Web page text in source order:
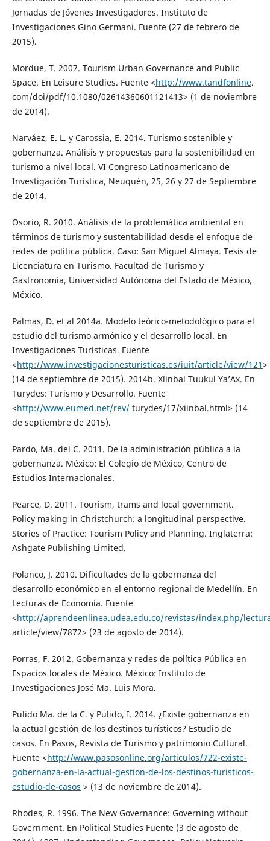
Jornadas de Jóvenes Investigadores. Instituto de
Investigaciones Gino Germani. Fuente (27 de febrero de
2015).
Mordue, T. 2007. Tourism Urban Governance and Public
Space. En Leisure Studies. Fuente <http://www.tandfonline.
com/doi/pdf/10.1080/02614360601121413> (1 de noviembre
de 2014).
Narváez, E. L. y Carossia, E. 2014. Turismo sostenible y
gobernanza. Análisis y propuestas para la sostenibilidad en
turismo a nivel local. VI Congreso Latinoamericano de
Investigación Turística, Neuquén, 25, 26 y 27 de Septiembre
de 2014.
Osorio, R. 2010. Análisis de la problemática ambiental en
términos de turismo y sustentabilidad desde el enfoque de
redes de política pública. Caso: San Miguel Almaya. Tesis de
Licenciatura en Turismo. Facultad de Turismo y
Gastronomía, Universidad Autónoma del Estado de México,
México.
Palmas, D. et al 2014a. Modelo teórico-metodológico para el
estudio del turismo armónico y el desarrollo local. En
Investigaciones Turísticas. Fuente
<http://www.investigacionesturisticas.es/iuit/article/view/121>
(14 de septiembre de 2015). 2014b. Xíinbal Tuukul Ya’Ax. En
Turydes: Turismo y Desarrollo. Fuente
<http://www.eumed.net/rev/turydes/17/xiinbal.html> (14
de septiembre de 2015).
Pardo, Ma. del C. 2011. De la administración pública a la
gobernanza. México: El Colegio de México, Centro de
Estudios Internacionales.
Pearce, D. 2011. Tourism, trams and local government.
Policy making in Christchurch: a longitudinal perspective.
Stories of Practice: Tourism Policy and Planning. Inglaterra:
Ashgate Publishing Limited.
Polanco, J. 2010. Dificultades de la gobernanza del
desarrollo económico en el entorno regional de Medellín. En
Lecturas de Economía. Fuente
<http://aprendeenlinea.udea.edu.co/revistas/index.php/
article/view/7872> (23 de agosto de 2014).
Porras, F. 2012. Gobernanza y redes de política Pública en
Espacios locales de México. México: Instituto de
Investigaciones José Ma. Luis Mora.
Pulido Ma. de la C. y Pulido, I. 2014. ¿Existe gobernanza en
la actual gestión de los destinos turísticos? Estudio de
casos. En Pasos, Revista de Turismo y patrimonio Cultural.
Fuente <http://www.pasosonline.org/articulos/722-existe-
gobernanza-en-la-actual-gestion-de-los-destinos-turisticos-
estudio-de-casos > (13 de noviembre de 2014).
Rhodes, R. 1996. The New Governance: Governing without
Government. En Political Studies Fuente (3 de agosto de